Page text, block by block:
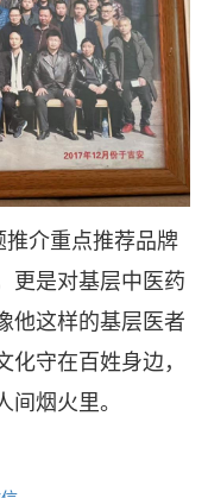
介重点推荐品牌
更是对基层中医药
他这样的基层医者
守在百姓身边，
烟火里。